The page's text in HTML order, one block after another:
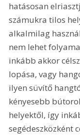
hatásosan
számukra tilos
alkalmilag
nem lehet
inkább akkor
lopása, vagy
ilyen süvítő
kényesebb
helyektől, így
segédeszközként